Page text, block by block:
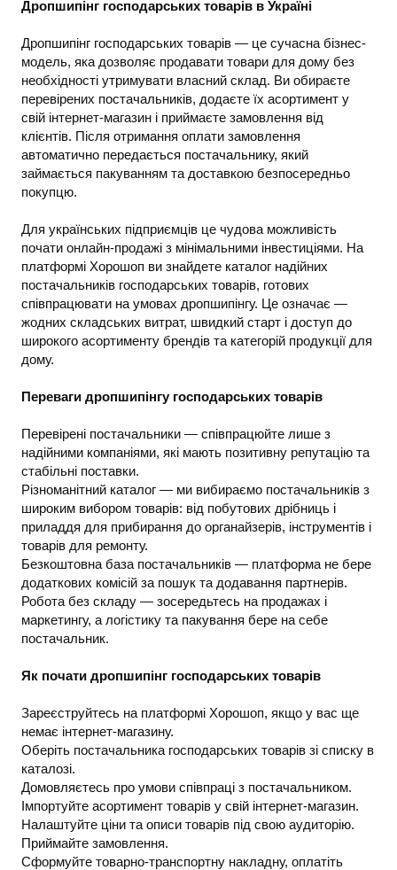
Дропшипінг господарських товарів в Україні
Дропшипінг господарських товарів — це сучасна бізнес-
модель, яка дозволяє продавати товари для дому без
необхідності утримувати власний склад. Ви обираєте
перевірених постачальників, додаєте їх асортимент у
свій інтернет-магазин і приймаєте замовлення від
клієнтів. Після отримання оплати замовлення
автоматично передається постачальнику, який
займається пакуванням та доставкою безпосередньо
покупцю.
Для українських підприємців це чудова можливість
почати онлайн-продажі з мінімальними інвестиціями. На
платформі Хорошоп ви знайдете каталог надійних
постачальників господарських товарів, готових
співпрацювати на умовах дропшипінгу. Це означає —
жодних складських витрат, швидкий старт і доступ до
широкого асортименту брендів та категорій продукції для
дому.
Переваги дропшипінгу господарських товарів
Перевірені постачальники — співпрацюйте лише з
надійними компаніями, які мають позитивну репутацію та
стабільні поставки.
Різноманітний каталог — ми вибираємо постачальників з
широким вибором товарів: від побутових дрібниць і
приладдя для прибирання до органайзерів, інструментів і
товарів для ремонту.
Безкоштовна база постачальників — платформа не бере
додаткових комісій за пошук та додавання партнерів.
Робота без складу — зосередьтесь на продажах і
маркетингу, а логістику та пакування бере на себе
постачальник.
Як почати дропшипінг господарських товарів
Зареєструйтесь на платформі Хорошоп, якщо у вас ще
немає інтернет-магазину.
Оберіть постачальника господарських товарів зі списку в
каталозі.
Домовляєтесь про умови співпраці з постачальником.
Імпортуйте асортимент товарів у свій інтернет-магазин.
Налаштуйте ціни та описи товарів під свою аудиторію.
Приймайте замовлення.
Сформуйте товарно-транспортну накладну, оплатіть